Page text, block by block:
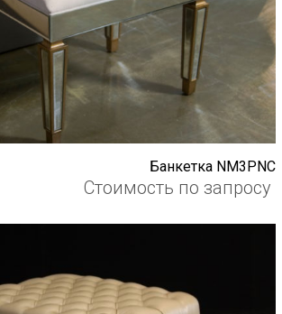
Банкетка NM3PNC
Стоимость по запросу